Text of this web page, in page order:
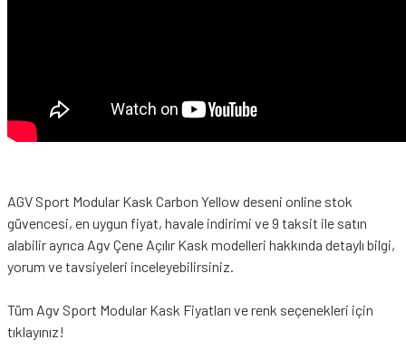
AGV Sport Modular Kask Carbon Yellow deseni online stok
güvencesi, en uygun fiyat, havale indirimi ve 9 taksit ile satın
alabilir ayrıca Agv Çene Açılır Kask modelleri hakkında detaylı bilgi,
yorum ve tavsiyeleri inceleyebilirsiniz.
Tüm Agv Sport Modular Kask Fiyatları ve renk seçenekleri için
tıklayınız!